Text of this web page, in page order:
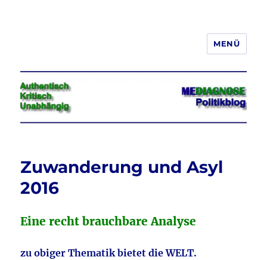
Jeder hat das Recht, seine
Meinung in Wort, Schrift und Bild
frei zu äußern und zu verbreiten
MENÜ
Zuwanderung und Asyl
2016
Eine recht brauchbare Analyse
zu obiger Thematik bietet die WELT.